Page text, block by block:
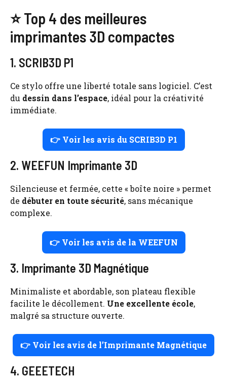
⭐ Top 4 des meilleures
imprimantes 3D compactes
1. SCRIB3D P1
Ce stylo offre une liberté totale sans logiciel. C’est
du dessin dans l’espace, idéal pour la créativité
immédiate.
👉 Voir les avis du SCRIB3D P1
2. WEEFUN Imprimante 3D
Silencieuse et fermée, cette « boîte noire » permet
de débuter en toute sécurité, sans mécanique
complexe.
👉 Voir les avis de la WEEFUN
3. Imprimante 3D Magnétique
Minimaliste et abordable, son plateau flexible
facilite le décollement. Une excellente école,
malgré sa structure ouverte.
👉 Voir les avis de l’Imprimante Magnétique
4. GEEETECH